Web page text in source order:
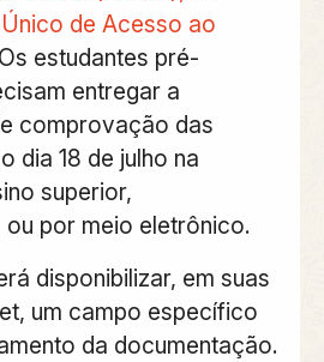
de Acesso ao
estudantes pré-
entregar a
comprovação das
dia 18 de julho na
superior,
ou por meio eletrônico.
disponibilizar, em suas
um campo específico
da documentação.